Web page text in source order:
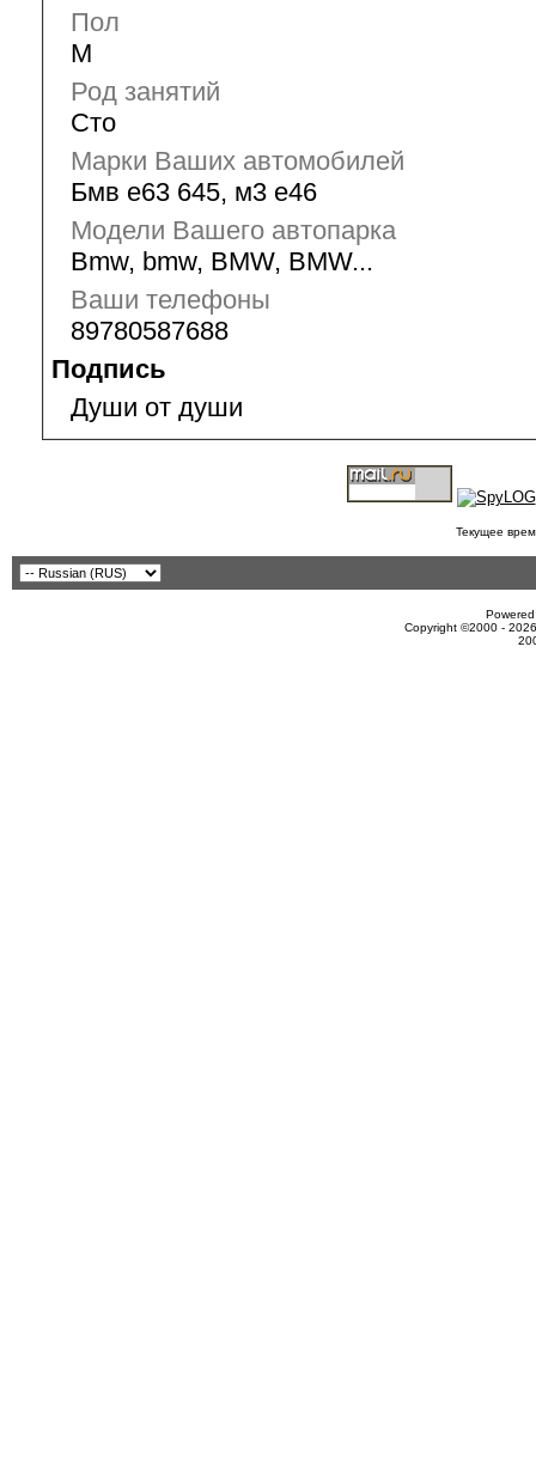
Пол
М
Род занятий
Сто
Марки Ваших автомобилей
Бмв е63 645, м3 е46
Модели Вашего автопарка
Bmw, bmw, BMW, BMW...
Ваши телефоны
89780587688
Подпись
Души от души
Текущее
Copyright ©2000 -